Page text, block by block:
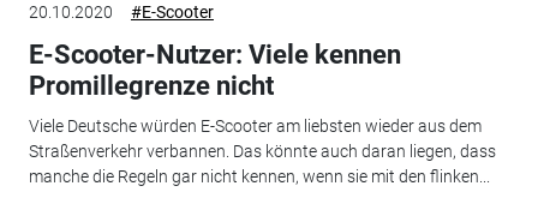
20.10.2020 #E-Scooter
E-Scooter-Nutzer: Viele kennen
Promillegrenze nicht
Viele Deutsche würden E-Scooter am liebsten wieder aus dem
Straßenverkehr verbannen. Das könnte auch daran liegen, dass
manche die Regeln gar nicht kennen, wenn sie mit den flinken...